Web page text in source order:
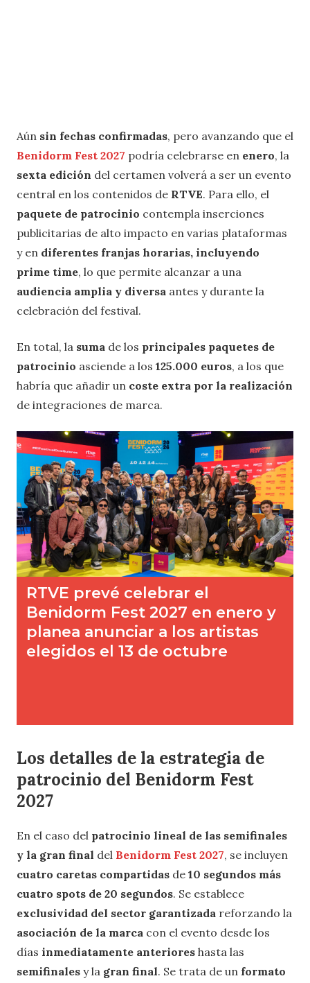
Aún sin fechas confirmadas, pero avanzando que el
Benidorm Fest 2027 podría celebrarse en enero, la
sexta edición del certamen volverá a ser un evento
central en los contenidos de RTVE. Para ello, el
paquete de patrocinio contempla inserciones
publicitarias de alto impacto en varias plataformas
y en diferentes franjas horarias, incluyendo
prime time, lo que permite alcanzar a una
audiencia amplia y diversa antes y durante la
celebración del festival.
En total, la suma de los principales paquetes de
patrocinio asciende a los 125.000 euros, a los que
habría que añadir un coste extra por la realización
de integraciones de marca.
Los detalles de la estrategia de
patrocinio del Benidorm Fest
2027
En el caso del patrocinio lineal de las semifinales
y la gran final del Benidorm Fest 2027, se incluyen
cuatro caretas compartidas de 10 segundos más
cuatro spots de 20 segundos. Se establece
exclusividad del sector garantizada reforzando la
asociación de la marca con el evento desde los
días inmediatamente anteriores hasta las
semifinales y la gran final. Se trata de un formato